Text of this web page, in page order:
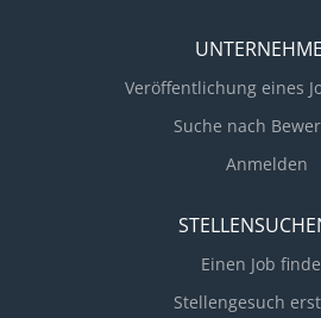
Veröffentlichung eines
Suche nach
Anmelden
Einen Job
Stellengesuch